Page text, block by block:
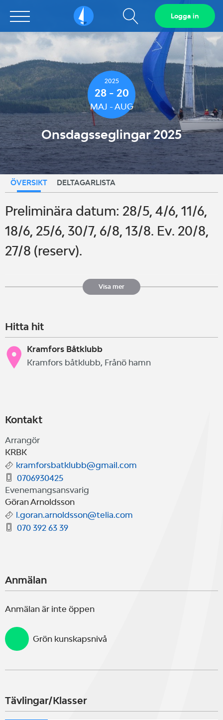
Sailarena Visa
sökfält
Logga in
2025
28 - 20
MAJ - AUG
Onsdagsseglingar 2025
ÖVERSIKT DELTAGARLISTA
Preliminära datum: 28/5, 4/6, 11/6,
18/6, 25/6, 30/7, 6/8, 13/8. Ev. 20/8,
27/8 (reserv).
Ingen föranmälan behövs. För
fordras att båten är registrerad i
KrBK, att man genomfört minst
hälften av de onsdagsseglingar
Åbord Runt.
För tidsberäkningar används
båtens SRS-tal för shorthand utan
undanvindssegel, oavsett
undanvindssegel så används SRS-
talet för shorthand med
undanvindssegel.
Visa mer
Hitta hit
Kramfors Båtklubb
Kramfors båtklubb, Frånö hamn
Kontakt
Arrangör
KRBK
kramforsbatklubb@gmail.com
0706930425
Evenemangsansvarig
Göran Arnoldsson
l.goran.arnoldsson@telia.com
070 392 63 39
Anmälan
Anmälan är inte öppen
Grön kunskapsnivå
Tävlingar/Klasser